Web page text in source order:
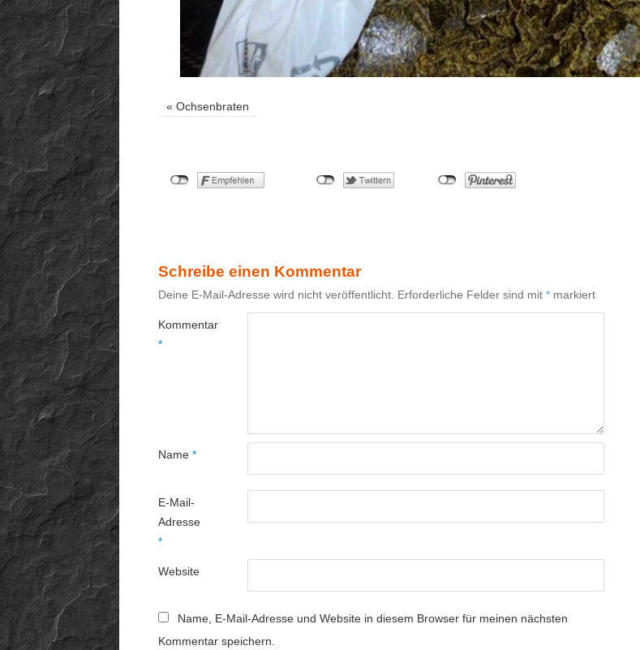
« Ochsenbraten
Schreibe einen Kommentar
Deine E-Mail-Adresse wird nicht veröffentlicht. Erforderliche Felder sind mit * markiert
Kommentar
*
Name *
E-Mail-
Adresse
*
Website
Name, E-Mail-Adresse und Website in diesem Browser für meinen nächsten
Kommentar speichern.